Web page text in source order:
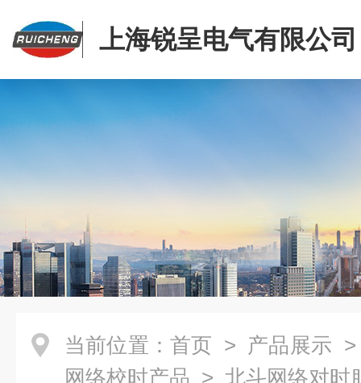
上海锐呈电气有限公司
当前位置： 首页 > 产品展示
网络校时产品 > 北斗网络对时